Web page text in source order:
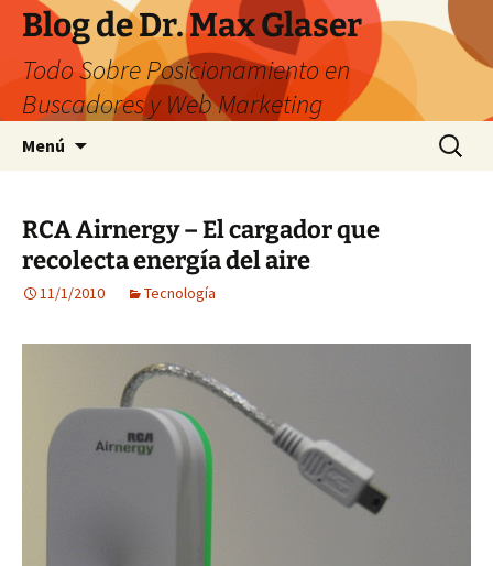
Saltar
contenido
Blog de Dr. Max Glaser
Todo Sobre Posicionamiento en
Buscadores y Web Marketing
Menú Buscar:
RCA Airnergy – El cargador que
recolecta energía del aire
11/1/2010 Tecnología